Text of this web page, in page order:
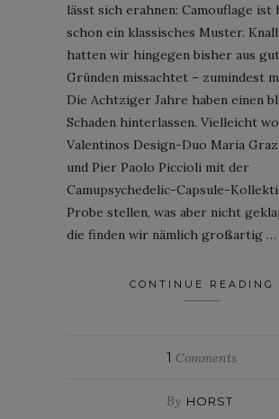
lässt sich erahnen: Camouflage ist
schon ein klassisches Muster.
hatten wir hingegen bisher aus
Gründen missachtet – zumindest
Die Achtziger Jahre haben einen
Schaden hinterlassen. Vielleicht
Valentinos Design-Duo Maria
und Pier Paolo Piccioli mit der
Camupsychedelic-Capsule-
Probe stellen, was aber nicht
die finden wir nämlich großartig …
CONTINUE READING
1 Comments
By HORST